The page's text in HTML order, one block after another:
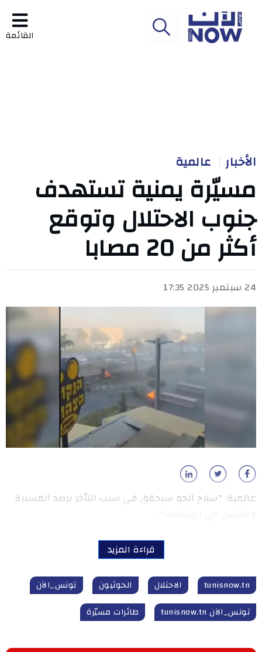
القائمة
الأخبار عالمية
مسيّرة يمنية تستهدف
جنوب الاحتلال وتوقع
أكثر من 20 مصابا
24 سبتمبر 2025 17:35
عالمية: "سلاح الجو سيحقق في سبب التأخر برصد المسيرة
قراءة المزيد
tunisnow.tn الاحتلال الحوثيون
تونس_الآن
تونس_الآن tunisnow.tn
طائرات مسيّرة